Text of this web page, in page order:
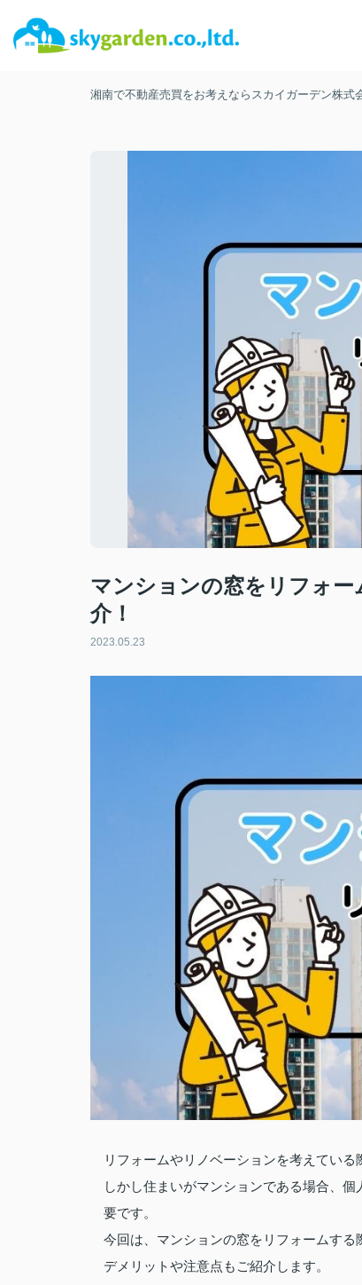
湘南で不動産売買をお考えならスカイガーデン株式
マンションの窓をリフォ
介！
2023.05.23
リフォームやリノベーションを考えてい
しかし住まいがマンションである場合、
要です。
今回は、マンションの窓をリフォームす
デメリットや注意点もご紹介します。